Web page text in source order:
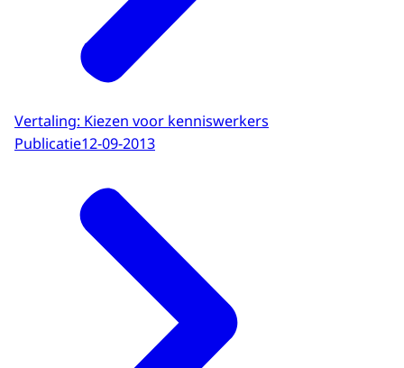
Vertaling: Kiezen voor kenniswerkers
Publicatie12-09-2013